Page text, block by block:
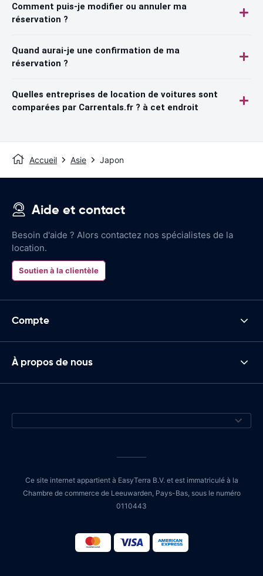
Comment puis-je modifier ou annuler ma
réservation ?
Quand aurai-je une confirmation de ma
réservation ?
Quelles entreprises de location de voitures sont
comparées par Carrentals.fr ? à cet endroit
Accueil Asie Japon
Aide et contact
Besoin d'aide ? Alors contactez nos spécialistes de la
location.
Soutien à la clientèle
Compte
À propos de nous
Ce site internet appartient à EasyTerra B.V. et est immatriculé à la
Chambre de commerce de Leeuwarden, Pays-Bas, sous le numéro
0110443